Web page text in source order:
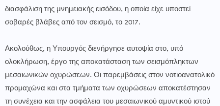
διασφάλιση της μνημειακής εισόδου, η οποία είχε υποστεί
σοβαρές βλάβες από τον σεισμό, το 2017.
Ακολούθως, η Υπουργός διενήργησε αυτοψία στο, υπό
ολοκλήρωση, έργο της αποκατάσταση των σεισμόπληκτων
μεσαιωνικών οχυρώσεων. Οι παρεμβάσεις στον νοτιοανατολικό
προμαχώνα και στα τμήματα των οχυρώσεων αποκατέστησαν
τη συνέχεια και την ασφάλεια του μεσαιωνικού αμυντικού ιστού